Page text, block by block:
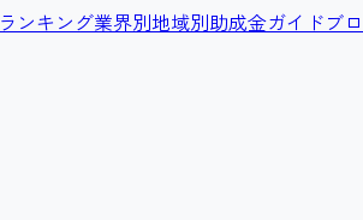
ランキング業界別地域別助成金ガイドブ